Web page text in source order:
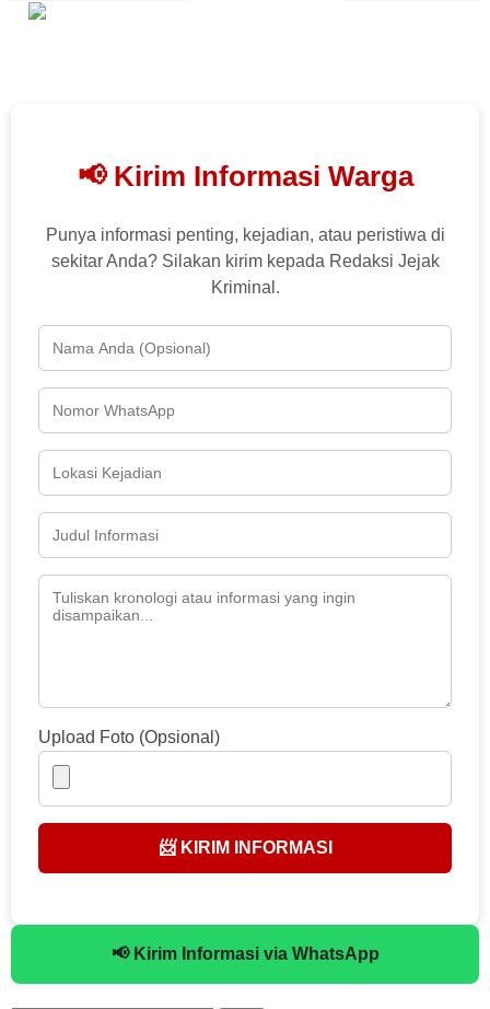
📢 Kirim Informasi Warga
Punya informasi penting, kejadian, atau peristiwa di
sekitar Anda? Silakan kirim kepada Redaksi Jejak
Kriminal.
Upload Foto (Opsional)
📨 KIRIM INFORMASI
📢 Kirim Informasi via WhatsApp